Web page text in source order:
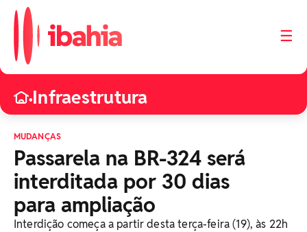
☰
•Infraestrutura
MUDANÇAS
Passarela na BR-324 será
interditada por 30 dias
para ampliação
Interdição começa a partir desta terça-feira (19), às 22h